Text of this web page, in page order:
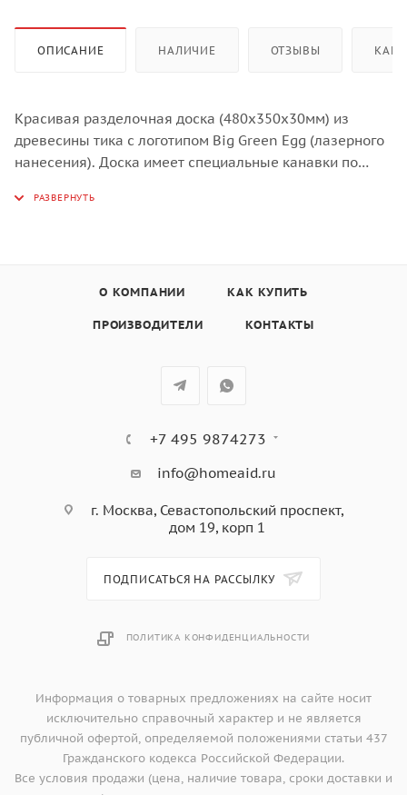
ОПИСАНИЕ НАЛИЧИЕ ОТЗЫВЫ КАК
Красивая разделочная доска (480х350х30мм) из
древесины тика с логотипом Big Green Egg (лазерного
нанесения). Доска имеет специальные канавки по
предотвращающие их попадание на поверхность
О КОМПАНИИ КАК КУПИТЬ
ПРОИЗВОДИТЕЛИ КОНТАКТЫ
+7 495 9874273
info@homeaid.ru
г. Москва, Севастопольский проспект,
дом 19, корп 1
ПОДПИСАТЬСЯ НА РАССЫЛКУ
ПОЛИТИКА КОНФИДЕНЦИАЛЬНОСТИ
Информация о товарных предложениях на сайте носит
исключительно справочный характер и не является
публичной офертой, определяемой положениями статьи 437
Гражданского кодекса Российской Федерации.
Все условия продажи (цена, наличие товара, сроки доставки и